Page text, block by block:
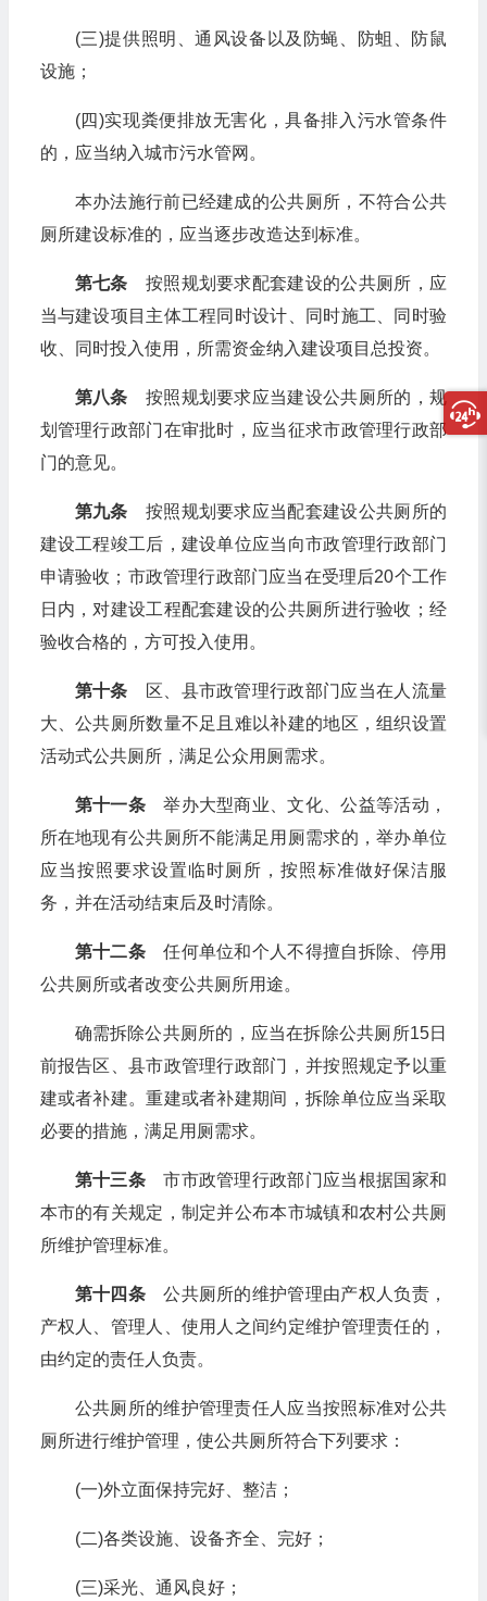
(三)提供照明、通风设备以及防蝇、防蛆、防鼠
设施；
(四)实现粪便排放无害化，具备排入污水管条件
的，应当纳入城市污水管网。
本办法施行前已经建成的公共厕所，不符合公共
厕所建设标准的，应当逐步改造达到标准。
第七条 按照规划要求配套建设的公共厕所，应
当与建设项目主体工程同时设计、同时施工、同时验
收、同时投入使用，所需资金纳入建设项目总投资。
第八条 按照规划要求应当建设公共厕所的，规
划管理行政部门在审批时，应当征求市政管理行政部
门的意见。
第九条 按照规划要求应当配套建设公共厕所的
建设工程竣工后，建设单位应当向市政管理行政部门
申请验收；市政管理行政部门应当在受理后20个工作
日内，对建设工程配套建设的公共厕所进行验收；经
验收合格的，方可投入使用。
第十条 区、县市政管理行政部门应当在人流量
大、公共厕所数量不足且难以补建的地区，组织设置
活动式公共厕所，满足公众用厕需求。
第十一条举办大型商业、文化、公益等活动，
所在地现有公共厕所不能满足用厕需求的，举办单位
应当按照要求设置临时厕所，按照标准做好保洁服
务，并在活动结束后及时清除。
第十二条任何单位和个人不得擅自拆除、停用
公共厕所或者改变公共厕所用途。
确需拆除公共厕所的，应当在拆除公共厕所15日
前报告区、县市政管理行政部门，并按照规定予以重
建或者补建。重建或者补建期间，拆除单位应当采取
必要的措施，满足用厕需求。
第十三条市市政管理行政部门应当根据国家和
本市的有关规定，制定并公布本市城镇和农村公共厕
所维护管理标准。
第十四条公共厕所的维护管理由产权人负责，
产权人、管理人、使用人之间约定维护管理责任的，
由约定的责任人负责。
公共厕所的维护管理责任人应当按照标准对公共
厕所进行维护管理，使公共厕所符合下列要求：
(一)外立面保持完好、整洁；
(二)各类设施、设备齐全、完好；
(三)采光、通风良好；